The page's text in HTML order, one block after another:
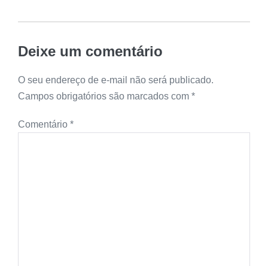
Deixe um comentário
O seu endereço de e-mail não será publicado.
Campos obrigatórios são marcados com *
Comentário *